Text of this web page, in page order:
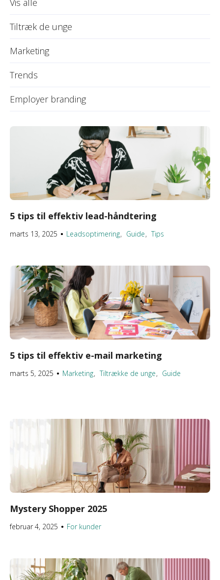
Vis alle
Tiltræk de unge
Marketing
Trends
Employer branding
5 tips til effektiv lead-håndtering
marts 13, 2025 ● Leadsoptimering Guide Tips
5 tips til effektiv e-mail marketing
marts 5, 2025 ● Marketing Tiltrække de unge Guide
Mystery Shopper 2025
februar 4, 2025 ● For kunder